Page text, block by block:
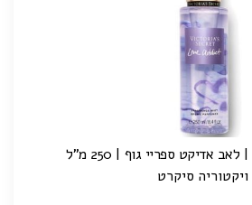
ויקטוריה סיקרט